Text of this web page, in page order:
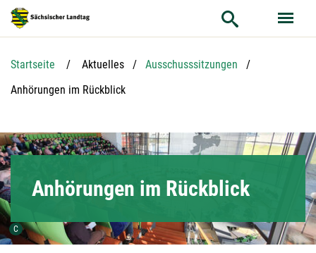
Hauptnavigation
Hauptinhalt
Service
Startseite Aktuelles
Ausschusssitzungen
Aktuelle Seite:
Anhörungen im Rückblick
C Urheber der Grafik:
Anhörungen im Rückblick